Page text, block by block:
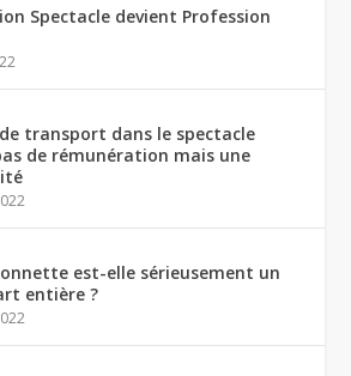
Spectacle devient Profession
transport dans le spectacle
de rémunération mais une
est-elle sérieusement un
entière ?